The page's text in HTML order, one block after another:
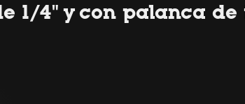
1/4" y con palanca